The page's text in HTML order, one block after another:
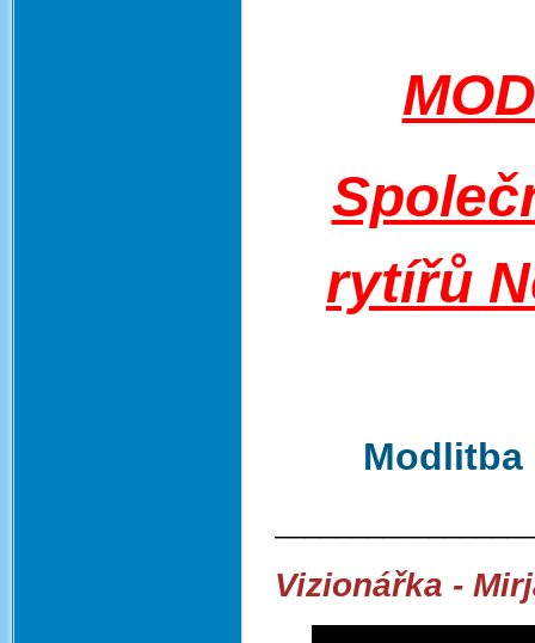
rytířů
Modlitba
Vizionářka -